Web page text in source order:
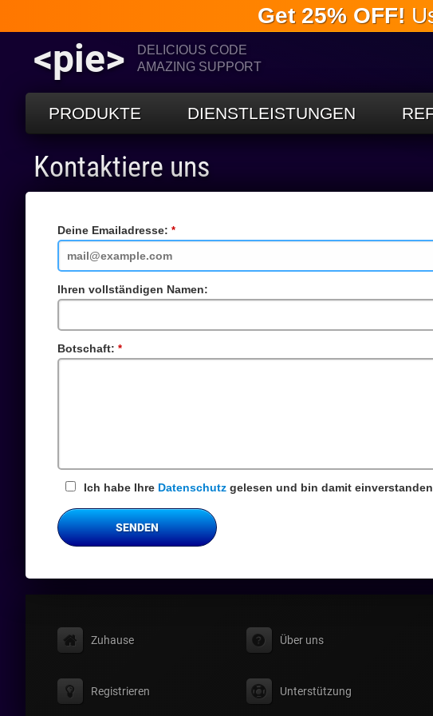
Get 25% OFF!
<pie>
DELICIOUS CODE
AMAZING SUPPORT
PRODUKTE DIENSTLEISTUNGEN
Kontaktiere uns
Deine Emailadresse:
Ihren vollständigen Namen:
Botschaft:
Ich habe Ihre Datenschutz gelesen und bin damit
SENDEN
Zuhause Über uns
Registrieren Unterstützung